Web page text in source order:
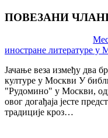
ПОВЕЗАНИ
иностране литературе у
Јачање веза између два
културе у Москви У
"Рудомино" у Москви,
овог догађаја јесте
традиције кроз…
navigation